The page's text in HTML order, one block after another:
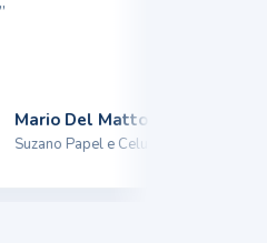
Mario Del Matto
Suzano Papel e Celulose